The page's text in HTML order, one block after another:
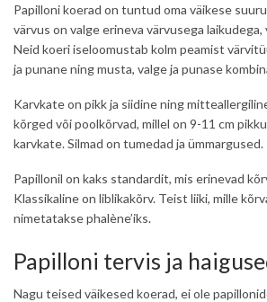
Papilloni koerad on tuntud oma väikese
värvus on valge erineva värvusega
Neid koeri iseloomustab kolm peamist
ja punane ning musta, valge ja punase
Karvkate on pikk ja siidine ning
kõrged või poolkõrvad, millel on 9-11 cm
karvkate. Silmad on tumedad ja ümmargused.
Papillonil on kaks standardit, mis erinevad
Klassikaline on liblikakõrv. Teist liiki, mille
nimetatakse phalène’iks.
Papilloni tervis ja
Nagu teised väikesed koerad, ei ole